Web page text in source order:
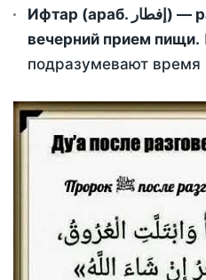
Ифтар (араб. إفطار) — разговение - это
вечерний прием пищи.
подразумевают время